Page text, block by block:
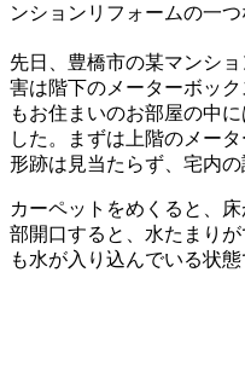
ンションリフォームの一
先日、豊橋市の某マンシ
害は階下のメーターボッ
もお住まいのお部屋の中
した。まずは上階のメー
形跡は見当たらず、宅内
カーペットをめくると、
部開口すると、水たまり
も水が入り込んでいる状態